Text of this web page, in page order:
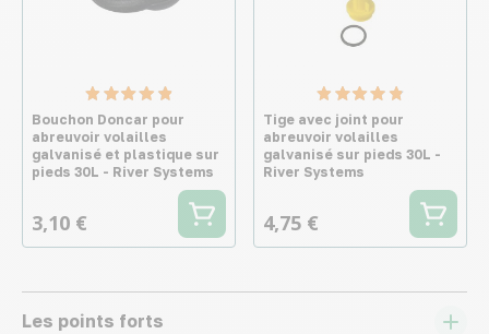
Bouchon Doncar pour
abreuvoir volailles
galvanisé et plastique sur
pieds 30L - River Systems
3,10 €
Tige avec joint pour
abreuvoir volailles
galvanisé sur pieds 30L -
River Systems
4,75 €
Les points forts